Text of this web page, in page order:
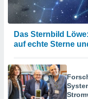
Das Sternbild
auf echte Sterne